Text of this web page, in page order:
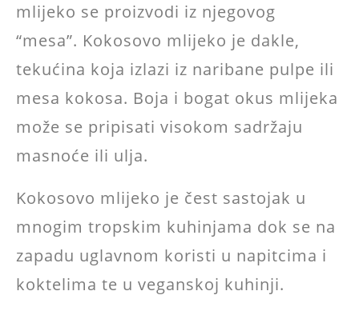
mlijeko se proizvodi iz njegovog
“mesa”. Kokosovo mlijeko je dakle,
tekućina koja izlazi iz naribane pulpe ili
mesa kokosa. Boja i bogat okus mlijeka
može se pripisati visokom sadržaju
masnoće ili ulja.
Kokosovo mlijeko je čest sastojak u
mnogim tropskim kuhinjama dok se na
zapadu uglavnom koristi u napitcima i
koktelima te u veganskoj kuhinji.